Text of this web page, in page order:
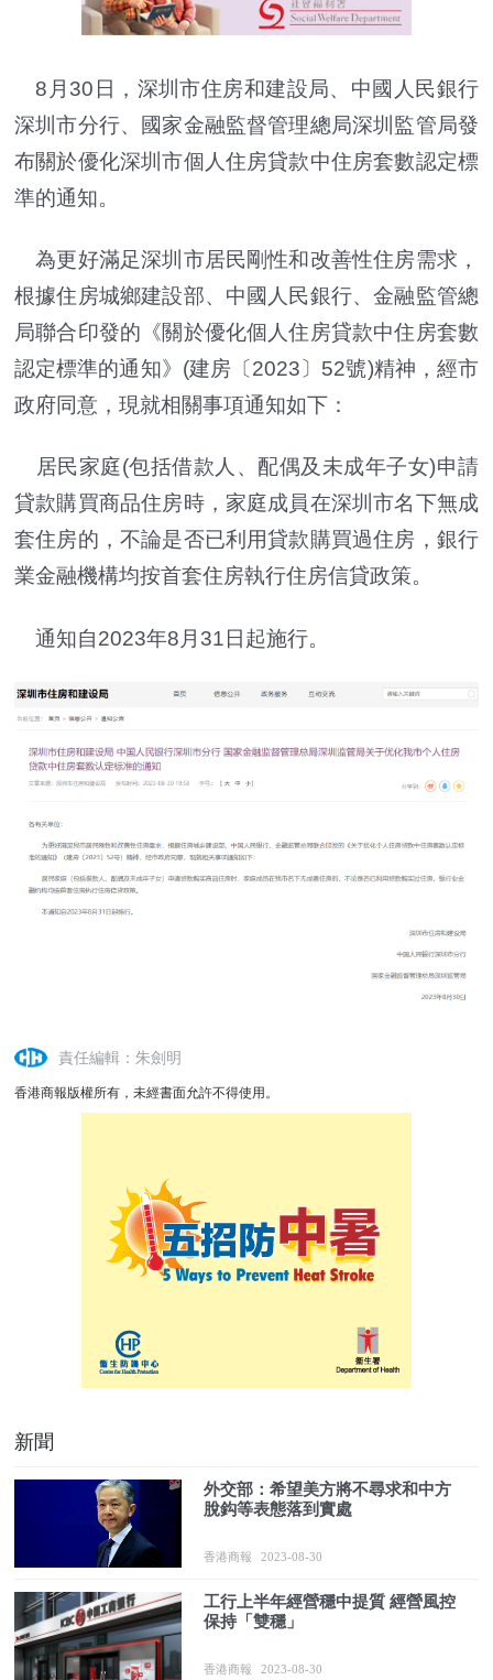
8月30日，深圳市住房和建設局、中國人民銀行
深圳市分行、國家金融監督管理總局深圳監管局發
布關於優化深圳市個人住房貸款中住房套數認定標
準的通知。
為更好滿足深圳市居民剛性和改善性住房需求，
根據住房城鄉建設部、中國人民銀行、金融監管總
局聯合印發的《關於優化個人住房貸款中住房套數
認定標準的通知》(建房〔2023〕52號)精神，經市
政府同意，現就相關事項通知如下：
居民家庭(包括借款人、配偶及未成年子女)申請
貸款購買商品住房時，家庭成員在深圳市名下無成
套住房的，不論是否已利用貸款購買過住房，銀行
業金融機構均按首套住房執行住房信貸政策。
通知自2023年8月31日起施行。
責任編輯：朱劍明
香港商報版權所有，未經書面允許不得使用。
新聞
外交部：希望美方將不尋求和中方
脫鈎等表態落到實處
香港商報 2023-08-30
工行上半年經營穩中提質 經營風控
保持「雙穩」
香港商報 2023-08-30